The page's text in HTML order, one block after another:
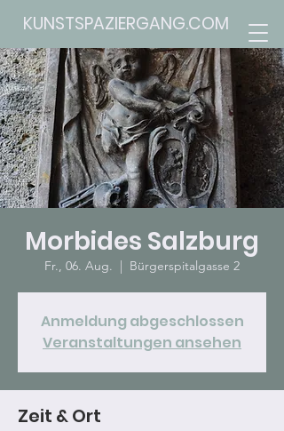
KUNSTSPAZIERGANG.COM
Morbides Salzburg
Fr., 06. Aug.
  |
Bürgerspitalgasse 2
Anmeldung abgeschlossen
Veranstaltungen ansehen
Zeit & Ort